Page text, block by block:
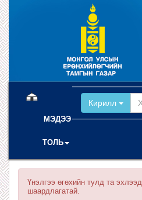
МЭДЭЭ
ТОЛЬ
Кирилл
Үнэлгээ өгөхийн тулд та эхлээд
шаардлагатай.